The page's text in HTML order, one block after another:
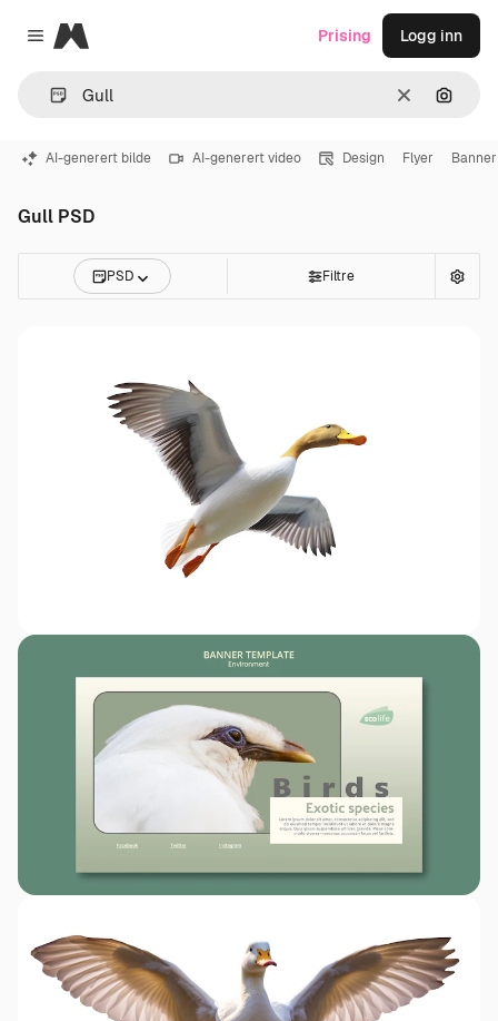
Close menu
Magnific
Slett Søk
Prising Logg inn
AI-generert bilde AI-generert video Design Flyer Banner
Gull PSD
PSD Filtre